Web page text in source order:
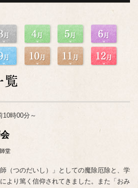
10時00分～
堂
（つのだいし）」としての魔除厄除と、学
より篤く信仰されてきました。また「おみ